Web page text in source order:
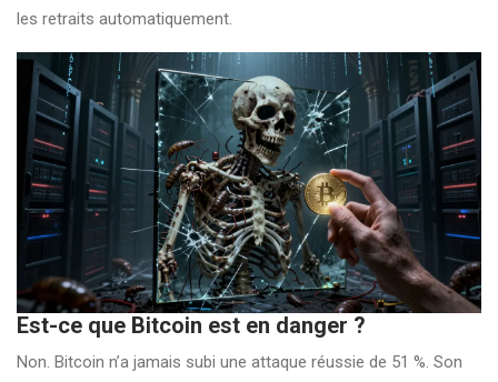
les retraits automatiquement.
Est-ce que Bitcoin est en danger ?
Non. Bitcoin n’a jamais subi une attaque réussie de 51 %. Son